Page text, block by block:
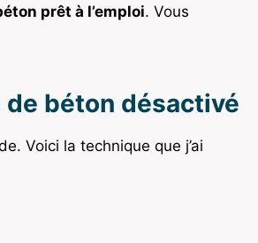
prêt à l’emploi. Vous
de béton désactivé
Voici la technique que j’ai